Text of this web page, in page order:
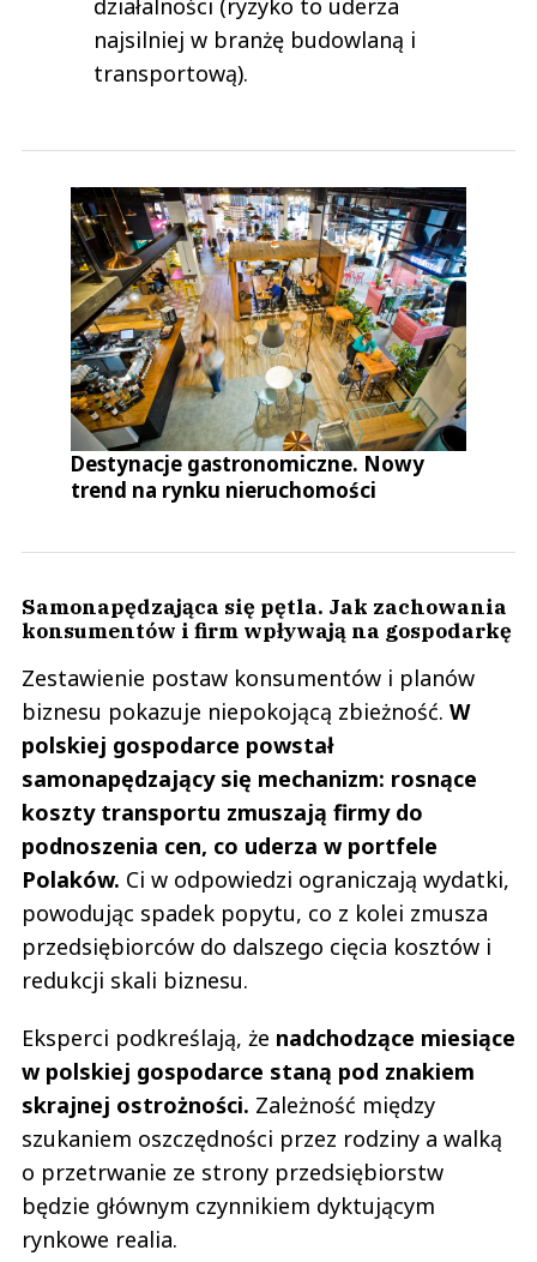
działalności (ryzyko to uderza
najsilniej w branżę budowlaną i
transportową).
Destynacje gastronomiczne. Nowy
trend na rynku nieruchomości
Samonapędzająca się pętla. Jak zachowania
konsumentów i firm wpływają na gospodarkę
Zestawienie postaw konsumentów i planów
biznesu pokazuje niepokojącą zbieżność. W
polskiej gospodarce powstał
samonapędzający się mechanizm: rosnące
koszty transportu zmuszają firmy do
podnoszenia cen, co uderza w portfele
Polaków. Ci w odpowiedzi ograniczają wydatki,
powodując spadek popytu, co z kolei zmusza
przedsiębiorców do dalszego cięcia kosztów i
redukcji skali biznesu.
Eksperci podkreślają, że nadchodzące miesiące
w polskiej gospodarce staną pod znakiem
skrajnej ostrożności. Zależność między
szukaniem oszczędności przez rodziny a walką
o przetrwanie ze strony przedsiębiorstw
będzie głównym czynnikiem dyktującym
rynkowe realia.